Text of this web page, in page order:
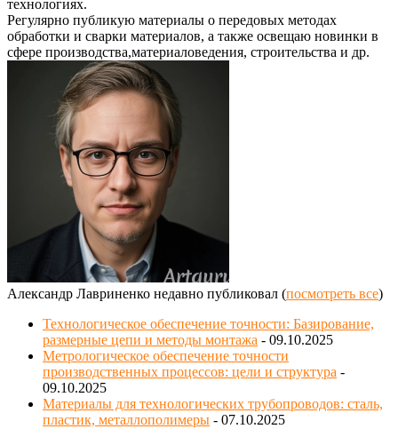
технологиях.
Регулярно публикую материалы о передовых методах
обработки и сварки материалов, а также освещаю новинки в
сфере производства,материаловедения, строительства и др.
Александр Лавриненко недавно публиковал (посмотреть все)
Технологическое обеспечение точности: Базирование,
размерные цепи и методы монтажа - 09.10.2025
Метрологическое обеспечение точности
производственных процессов: цели и структура -
09.10.2025
Материалы для технологических трубопроводов: сталь,
пластик, металлополимеры - 07.10.2025